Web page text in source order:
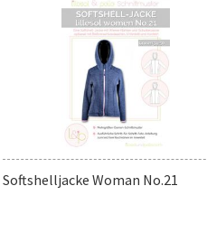
Softshelljacke Woman No.21